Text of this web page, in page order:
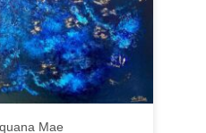
Mae